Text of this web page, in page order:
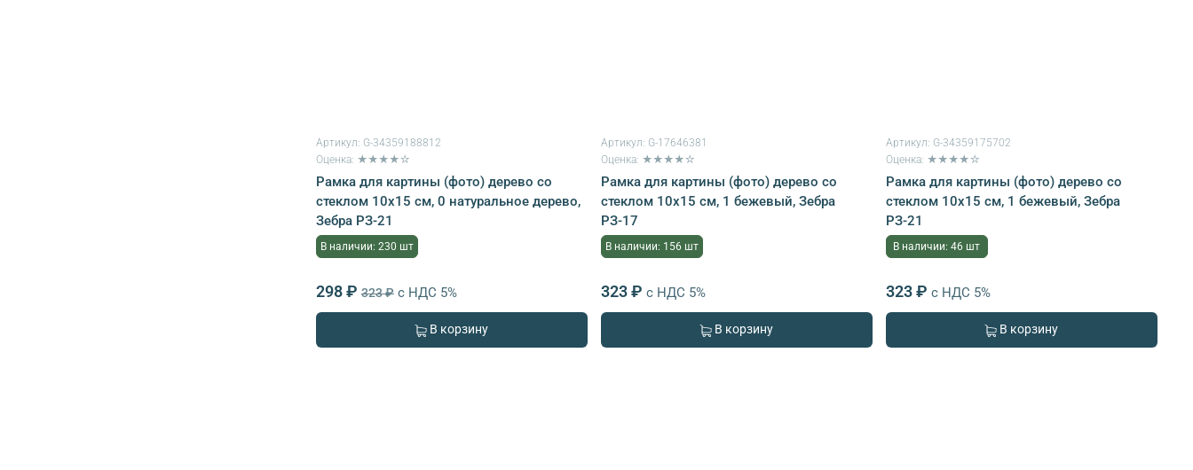
Артикул: G-34359188812
Оценка: ★★★★☆
Рамка для картины (фото) дерево со
стеклом 10х15 см, 0 натуральное дерево,
Зебра РЗ-21
В наличии: 230 шт
298 ₽ 323 ₽ с НДС 5%
В корзину
Артикул: G-17646381
Оценка: ★★★★☆
Рамка для картины (фото) дерево со
стеклом 10х15 см, 1 бежевый, Зебра
РЗ-17
В наличии: 156 шт
323 ₽ с НДС 5%
В корзину
Артикул: G-34359175702
Оценка: ★★★★☆
Рамка для картины (фото) дерево со
стеклом 10х15 см, 1 бежевый, Зебра
РЗ-21
В наличии: 46 шт
323 ₽ с НДС 5%
В корзину